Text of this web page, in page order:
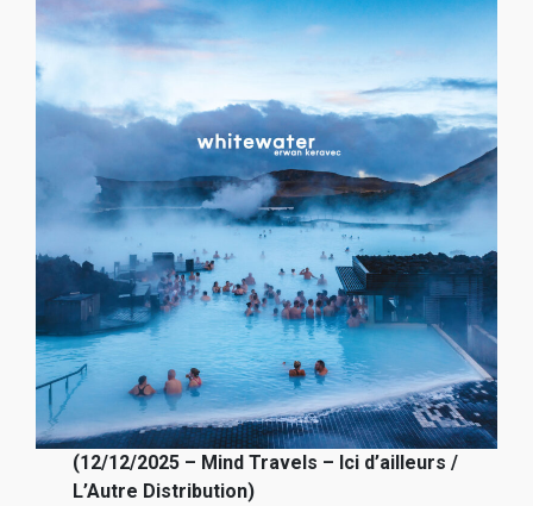
(12/12/2025 – Mind Travels – Ici d’ailleurs /
L’Autre Distribution)